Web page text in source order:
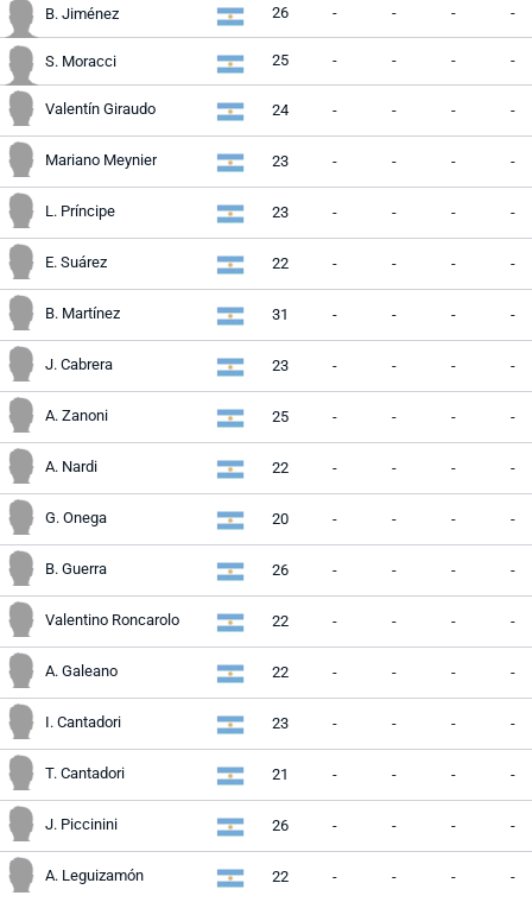
B. Jiménez 26 - - - -
S. Moracci 25 - - - -
Valentín Giraudo 24 - - - -
Mariano Meynier 23 - - - -
L. Príncipe 23 - - - -
E. Suárez 22 - - - -
B. Martínez 31 - - - -
J. Cabrera 23 - - - -
A. Zanoni 25 - - - -
A. Nardi 22 - - - -
G. Onega 20 - - - -
B. Guerra 26 - - - -
Valentino Roncarolo 22 - - - -
A. Galeano 22 - - - -
I. Cantadori 23 - - - -
T. Cantadori 21 - - - -
J. Piccinini 26 - - - -
A. Leguizamón 22 - - - -